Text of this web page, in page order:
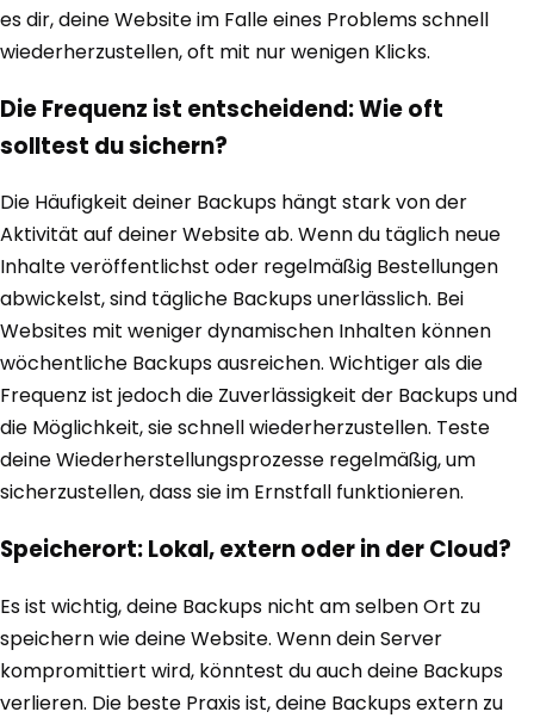
es dir, deine Website im Falle eines Problems schnell
wiederherzustellen, oft mit nur wenigen Klicks.
Die Frequenz ist entscheidend: Wie oft
solltest du sichern?
Die Häufigkeit deiner Backups hängt stark von der
Aktivität auf deiner Website ab. Wenn du täglich neue
Inhalte veröffentlichst oder regelmäßig Bestellungen
abwickelst, sind tägliche Backups unerlässlich. Bei
Websites mit weniger dynamischen Inhalten können
wöchentliche Backups ausreichen. Wichtiger als die
Frequenz ist jedoch die Zuverlässigkeit der Backups und
die Möglichkeit, sie schnell wiederherzustellen. Teste
deine Wiederherstellungsprozesse regelmäßig, um
sicherzustellen, dass sie im Ernstfall funktionieren.
Speicherort: Lokal, extern oder in der Cloud?
Es ist wichtig, deine Backups nicht am selben Ort zu
speichern wie deine Website. Wenn dein Server
kompromittiert wird, könntest du auch deine Backups
verlieren. Die beste Praxis ist, deine Backups extern zu